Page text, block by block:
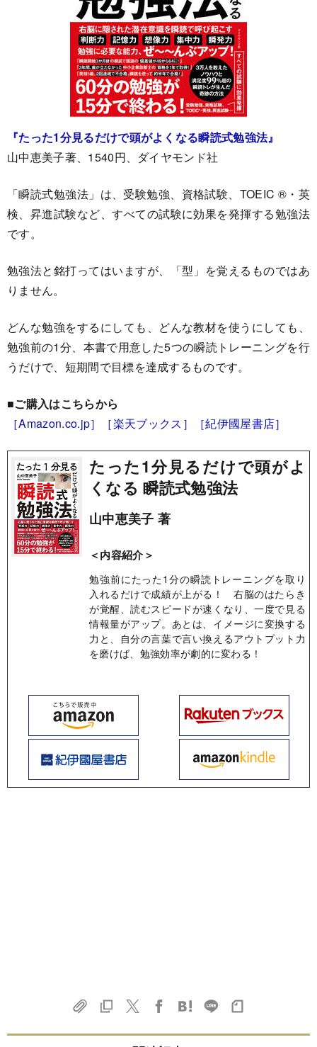
『たった1分見るだけで頭がよくなる瞬読式勉強法』
山中恵美子著、1540円、ダイヤモンド社
「瞬読式勉強法」は、受験勉強、資格試験、TOEIC ®・英
検、昇進試験など、すべての試験に効果を発揮する勉強法
です。
勉強法と銘打ってはいますが、「型」を覚えるものではあ
りません。
どんな勉強をするにしても、どんな教材を使うにしても、
勉強前の1分、本書で用意した5つの瞬読トレーニングを行
うだけで、短期間で目標を達成するものです。
■ご購入はこちらから
［Amazon.co.jp］
［楽天ブックス］ ［紀伊國屋書店］
たった1分見るだけで頭がよ
くなる 瞬読式勉強法
山中恵美子 著
＜内容紹介＞
勉強前にたった1分の瞬読トレーニングを取り
入れるだけで成績が上がる！ 右脳のはたらき
が覚醒、読むスピードが速くなり、一度で見る
情報量がアップ。あとは、イメージに変換する
力と、自分の言葉で言い換えるアウトプット力
を磨けば、勉強効率が劇的に変わる！